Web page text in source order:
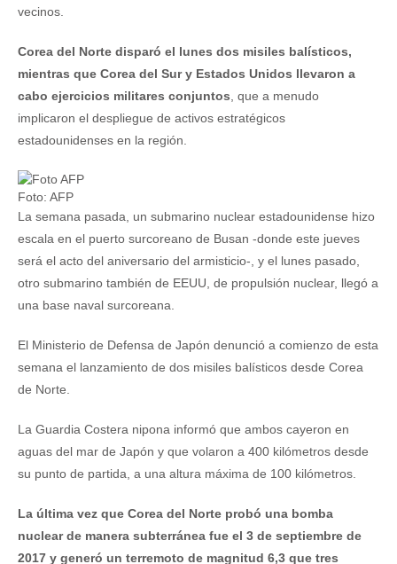
vecinos.
Corea del Norte disparó el lunes dos misiles balísticos,
mientras que Corea del Sur y Estados Unidos llevaron a
cabo ejercicios militares conjuntos , que a menudo
implicaron el despliegue de activos estratégicos
estadounidenses en la región.
Foto: AFP
La semana pasada, un submarino nuclear estadounidense hizo
escala en el puerto surcoreano de Busan -donde este jueves
será el acto del aniversario del armisticio-, y el lunes pasado,
otro submarino también de EEUU, de propulsión nuclear, llegó a
una base naval surcoreana.
El Ministerio de Defensa de Japón denunció a comienzo de esta
semana el lanzamiento de dos misiles balísticos desde Corea
de Norte.
La Guardia Costera nipona informó que ambos cayeron en
aguas del mar de Japón y que volaron a 400 kilómetros desde
su punto de partida, a una altura máxima de 100 kilómetros.
La última vez que Corea del Norte probó una bomba
nuclear de manera subterránea fue el 3 de septiembre de
2017 y generó un terremoto de magnitud 6,3 que tres